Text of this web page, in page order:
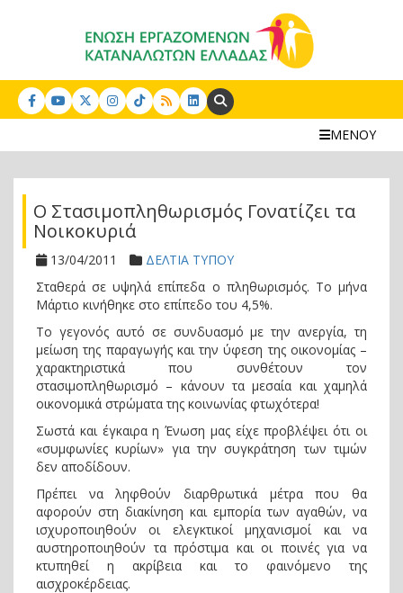
Search:
ΜΕΝΟΥ
Ο Στασιμοπληθωρισμός Γονατίζει τα
Νοικοκυριά
13/04/2011
ΔΕΛΤΙΑ ΤΥΠΟΥ
Σταθερά σε υψηλά επίπεδα ο πληθωρισμός. Το μήνα
Μάρτιο κινήθηκε στο επίπεδο του 4,5%.
Το γεγονός αυτό σε συνδυασμό με την ανεργία, τη
μείωση της παραγωγής και την ύφεση της οικονομίας –
χαρακτηριστικά που συνθέτουν τον
στασιμοπληθωρισμό – κάνουν τα μεσαία και χαμηλά
οικονομικά στρώματα της κοινωνίας φτωχότερα!
Σωστά και έγκαιρα η Ένωση μας είχε προβλέψει ότι οι
«συμφωνίες κυρίων» για την συγκράτηση των τιμών
δεν αποδίδουν.
Πρέπει να ληφθούν διαρθρωτικά μέτρα που θα
αφορούν στη διακίνηση και εμπορία των αγαθών, να
ισχυροποιηθούν οι ελεγκτικοί μηχανισμοί και να
αυστηροποιηθούν τα πρόστιμα και οι ποινές για να
κτυπηθεί η ακρίβεια και το φαινόμενο της
αισχροκέρδειας.